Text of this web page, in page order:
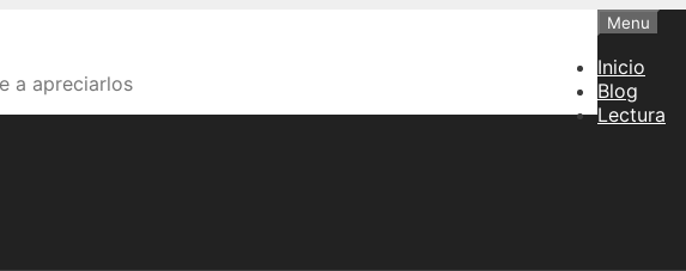
a apreciarlos
Menu
Inicio
Blog
Lectura